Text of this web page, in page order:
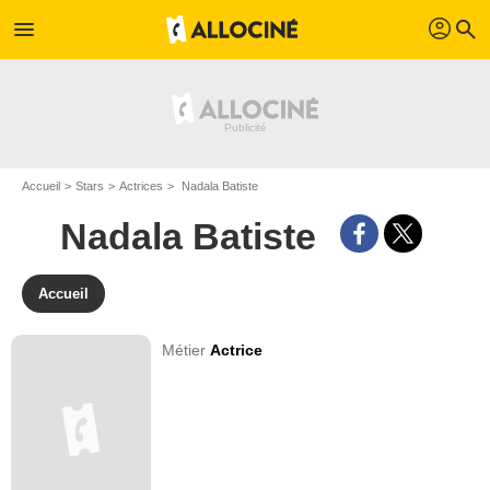
menu profil search
Accueil Stars Actrices Nadala Batiste
Nadala Batiste
Accueil
MétierActrice